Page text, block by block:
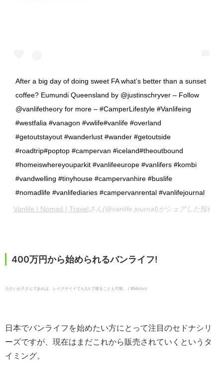
After a big day of doing sweet FA what’s better than a sunset
coffee? Eumundi Queensland by @justinschryver – Follow
@vanlifetheory for more – #CamperLifestyle #Vanlifeing
#westfalia #vanagon #vwlife#vanlife #overland
#getoutstayout #wanderlust #wander #getoutside
#roadtrip#poptop #campervan #iceland#theoutbound
#homeiswhereyouparkit #vanlifeeurope #vanlifers #kombi
#vandwelling #tinyhouse #campervanhire #buslife
#nomadlife #vanlifediaries #campervanrental #vanlifejournal
Vanlife | Nomad | Travelさん(@vanlife.journal)がシェアした投稿 –
400万円から始められるバンライフ!
小さいお子さんであれば、レイクサイドでも3人で寝ることも可能。 / ©️Motorz
日本でバンライフを始めたい方にとって注目のセドナシリ
ーズですが、現在はまだこれから販売されていくというタ
イミング。